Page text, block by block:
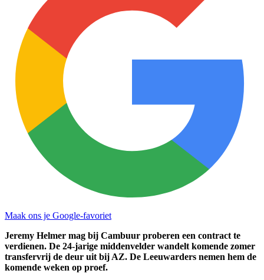
Maak ons je Google-favoriet
Jeremy Helmer mag bij Cambuur proberen een contract te
verdienen. De 24-jarige middenvelder wandelt komende zomer
transfervrij de deur uit bij AZ. De Leeuwarders nemen hem de
komende weken op proef.